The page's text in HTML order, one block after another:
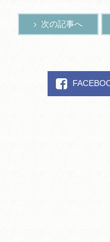
次の記事へ